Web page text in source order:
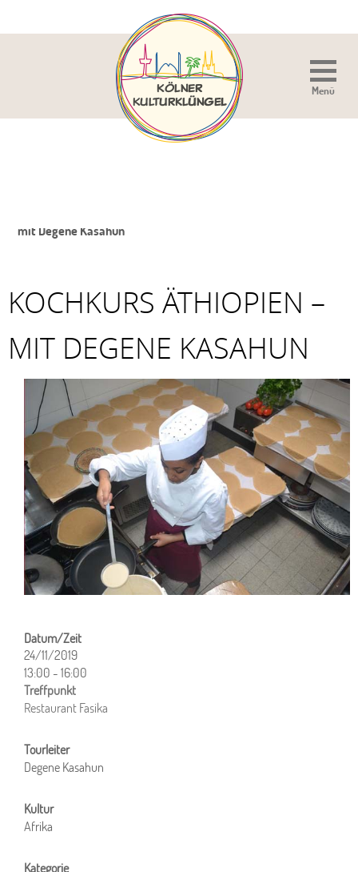
mit Degene Kasahun
KOCHKURS ÄTHIOPIEN –
MIT DEGENE KASAHUN
24/11/2019
13:00 - 16:00
ICS herunterladen
Restaurant Fasika
Degene Kasahun
Afrika
Menü